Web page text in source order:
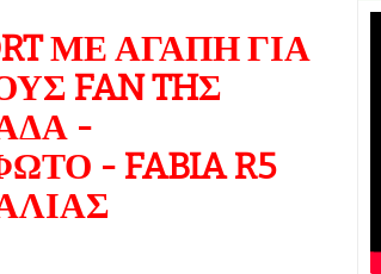
ΜΕ ΑΓΑΠΗ ΓΙΑ
FAN THΣ
-
- FABIA R5